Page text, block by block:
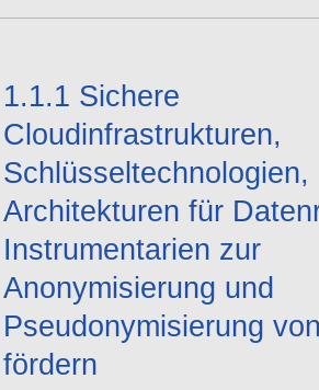
1.1.1 Sichere
Cloudinfrastrukturen,
Schlüsseltechnologien,
Architekturen für
Instrumentarien zur
Anonymisierung und
Pseudonymisierung
fördern